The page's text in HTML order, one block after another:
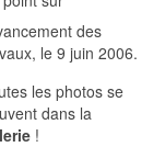
des
le 9 juin 2006.
les photos se
dans la
!